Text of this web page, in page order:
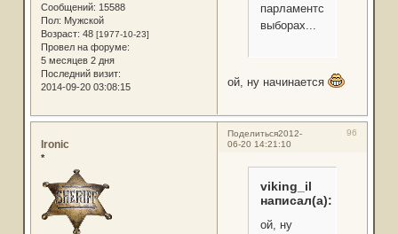
Сообщений: 15588
Пол: Мужской
Возраст: 48 [1977-10-23]
Провел на форуме:
5 месяцев 2 дня
Последний визит:
2014-09-20 03:08:15
парламентских
выборах...
ой, ну начинается
Поделиться 96
2012-
06-20 14:21:10
Ironic
*
viking_il
написал(а):
ой, ну